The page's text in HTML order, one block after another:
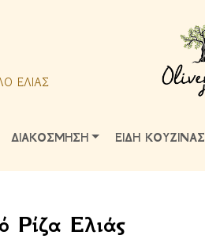
ΕΛΙΑΣ
ΔΙΑΚΟΣΜΗΣΗ ΕΙΔΗ ΚΟΥΖΙΝΑΣ
Ρίζα Ελιάς